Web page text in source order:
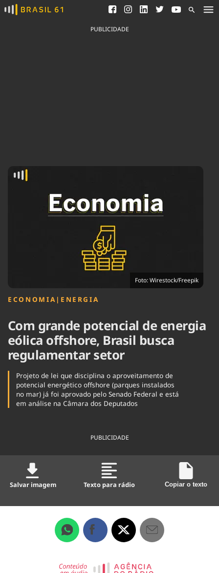
Ver todas as notícias
Saneamento
Indicadores
Agronegócios
Economia
Educação
Infraestrutura
Internacional
Podcast
Política
Saúde
PUBLICIDADE
Foto: Wirestock/Freepik
ECONOMIA | ENERGIA
Com grande potencial de energia
eólica offshore, Brasil busca
regulamentar setor
Projeto de lei que disciplina o aproveitamento de
potencial energético offshore (parques instalados
no mar) já foi aprovado pelo Senado Federal e está
em análise na Câmara dos Deputados
PUBLICIDADE
Salvar imagem Texto para rádio Copiar o texto